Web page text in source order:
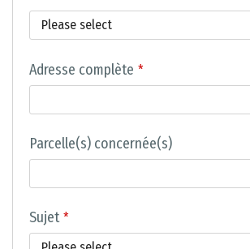
Adresse complète *
Parcelle(s) concernée(s)
Sujet *